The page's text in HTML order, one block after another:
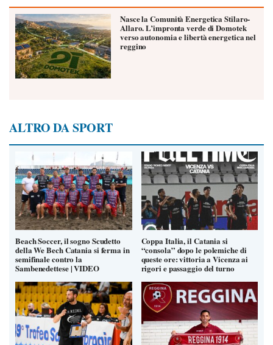
Nasce la Comunità Energetica Stilaro-
Allaro. L’impronta verde di Domotek
verso autonomia e libertà energetica nel
reggino
ALTRO DA SPORT
Beach Soccer, il sogno Scudetto
della We Bech Catania si ferma in
semifinale contro la
Sambenedettese | VIDEO
Coppa Italia, il Catania si
“consola” dopo le polemiche di
queste ore: vittoria a Vicenza ai
rigori e passaggio del turno